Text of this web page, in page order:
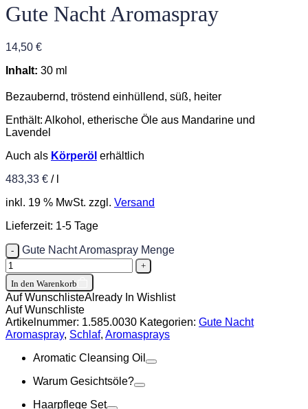
Gute Nacht Aromaspray
14,50 €
Inhalt: 30 ml
Bezaubernd, tröstend einhüllend, süß, heiter
Enthält: Alkohol, etherische Öle aus Mandarine und
Lavendel
Auch als Körperöl erhältlich
483,33 € /
inkl. 19 % MwSt. zzgl. Versand
Lieferzeit: 1-5 Tage
Gute Nacht Aromaspray Menge
In den Warenkorb
Auf WunschlisteAlready In Wishlist
Auf Wunschliste
Artikelnummer: 1.585.0030 Kategorien: Gute Nacht
Aromaspray, Schlaf, Aromasprays
Aromatic Cleansing Oil
Warum Gesichtsöle?
Haarpflege Set